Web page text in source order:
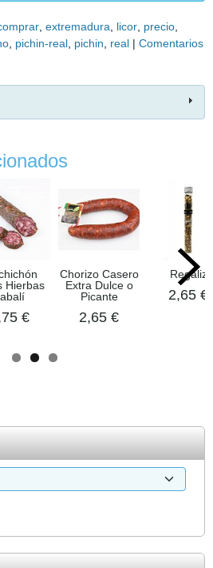
extremadura licor precio
pichin-real pichin real | Comentarios
Hierbas
€
Chorizo Casero
Extra Dulce o
Picante
2,65 €
Regaliz
2,65 €